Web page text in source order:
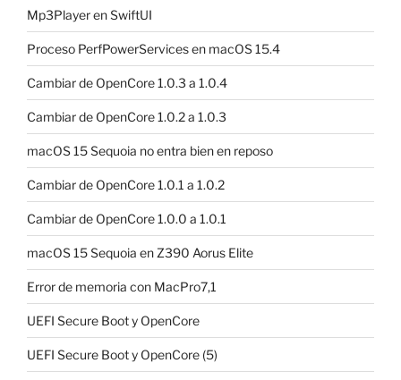
Mp3Player en SwiftUI
Proceso PerfPowerServices en macOS 15.4
Cambiar de OpenCore 1.0.3 a 1.0.4
Cambiar de OpenCore 1.0.2 a 1.0.3
macOS 15 Sequoia no entra bien en reposo
Cambiar de OpenCore 1.0.1 a 1.0.2
Cambiar de OpenCore 1.0.0 a 1.0.1
macOS 15 Sequoia en Z390 Aorus Elite
Error de memoria con MacPro7,1
UEFI Secure Boot y OpenCore
UEFI Secure Boot y OpenCore (5)